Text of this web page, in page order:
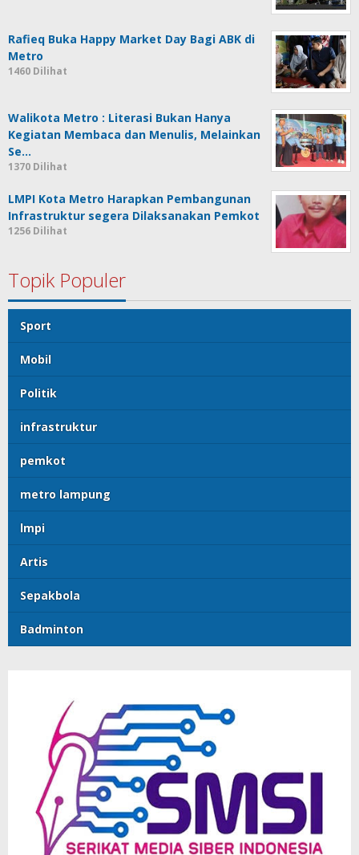
Rafieq Buka Happy Market Day Bagi ABK di
Metro
1460 Dilihat
Walikota Metro : Literasi Bukan Hanya
Kegiatan Membaca dan Menulis, Melainkan
Se…
1370 Dilihat
LMPI Kota Metro Harapkan Pembangunan
Infrastruktur segera Dilaksanakan Pemkot
1256 Dilihat
Topik Populer
Sport
Mobil
Politik
infrastruktur
pemkot
metro lampung
lmpi
Artis
Sepakbola
Badminton